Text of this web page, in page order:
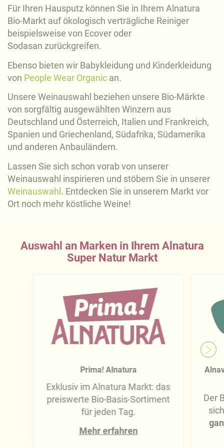
Für Ihren Hausputz können Sie in Ihrem Alnatura
Bio-Markt auf ökologisch verträgliche Reiniger
beispielsweise von Ecover oder
Sodasan zurückgreifen.
Ebenso bieten wir Babykleidung und Kinderkleidung
von People Wear Organic an.
Unsere Weinauswahl beziehen unsere Bio-Märkte
von sorgfältig ausgewählten Winzern aus
Deutschland und Österreich, Italien und Frankreich,
Spanien und Griechenland, Südafrika, Südamerika
und anderen Anbauländern.
Lassen Sie sich schon vorab von unserer
Weinauswahl inspirieren und stöbern Sie in unserer
Weinauswahl. Entdecken Sie in unserem Markt vor
Ort noch mehr köstliche Weine!
Auswahl an Marken in Ihrem Alnatura
Super Natur Markt
Prima! Alnatura
Exklusiv im Alnatura Markt: das
preiswerte Bio-Basis-Sortiment
für jeden Tag.
Mehr erfahren
Der